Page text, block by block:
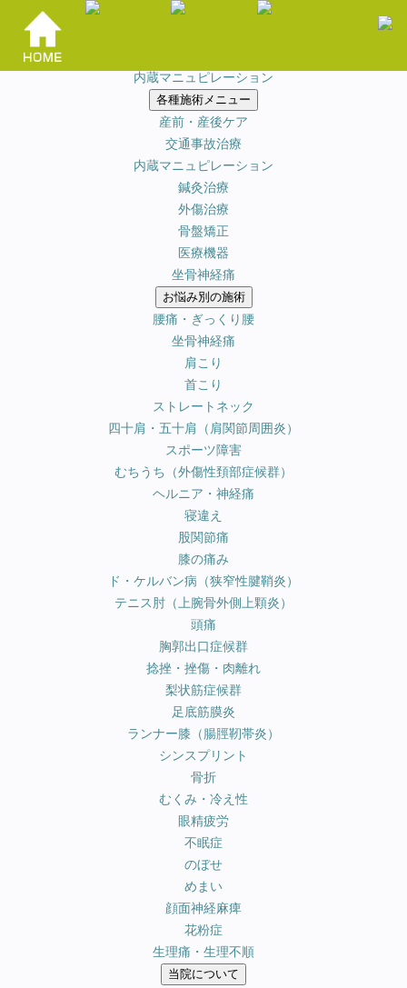
HOME
内蔵マニュピレーション
各種施術メニュー
産前・産後ケア
交通事故治療
内蔵マニュピレーション
鍼灸治療
外傷治療
骨盤矯正
医療機器
坐骨神経痛
お悩み別の施術
腰痛・ぎっくり腰
坐骨神経痛
肩こり
首こり
ストレートネック
四十肩・五十肩（肩関節周囲炎）
スポーツ障害
むちうち（外傷性頚部症候群）
ヘルニア・神経痛
寝違え
股関節痛
膝の痛み
ド・ケルバン病（狭窄性腱鞘炎）
テニス肘（上腕骨外側上顆炎）
頭痛
胸郭出口症候群
捻挫・挫傷・肉離れ
梨状筋症候群
足底筋膜炎
ランナー膝（腸脛靭帯炎）
シンスプリント
骨折
むくみ・冷え性
眼精疲労
不眠症
のぼせ
めまい
顔面神経麻痺
花粉症
生理痛・生理不順
当院について